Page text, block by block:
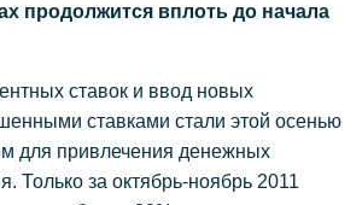
продолжится вплоть до начала
ставок и ввод новых
ставками стали этой осенью
для привлечения денежных
Только за октябрь-ноябрь 2011